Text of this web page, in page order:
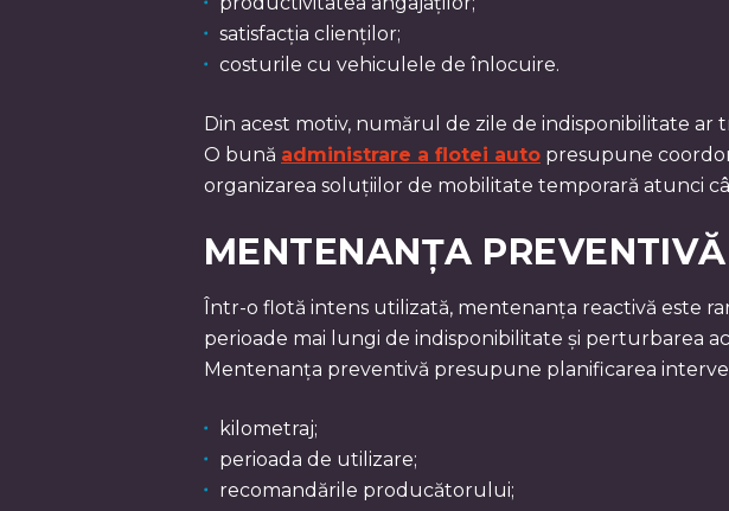
satisfacția clienților;
costurile cu vehiculele de înlocuire.
Din acest motiv, numărul de zile de indisponibilitate
O bună administrare a flotei auto presupune
organizarea soluțiilor de mobilitate temporară atunci
MENTENANȚA
Într-o flotă intens utilizată, mentenanța reactivă este
perioade mai lungi de indisponibilitate și perturbarea
Mentenanța preventivă presupune planificarea
kilometraj;
perioada de utilizare;
recomandările producătorului;